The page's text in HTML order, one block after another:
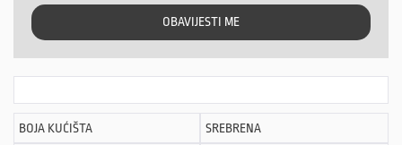
OBAVIJESTI ME
BOJA KUĆIŠTA SREBRENA